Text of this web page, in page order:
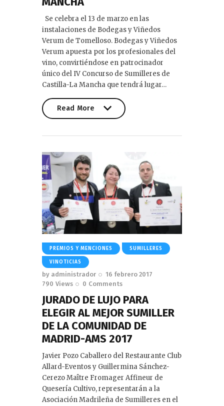
Se celebra el 13 de marzo en las
instalaciones de Bodegas y Viñedos
Verum de Tomelloso. Bodegas y Viñedos
Verum apuesta por los profesionales del
vino, convirtiéndose en patrocinador
único del IV Concurso de Sumilleres de
Castilla-La Mancha que tendrá lugar…
Read More
PREMIOS Y MENCIONES SUMILLERES
VINOTICIAS
by administrador
16 febrero 2017
790 Views 0 Comments
JURADO DE LUJO PARA
ELEGIR AL MEJOR SUMILLER
DE LA COMUNIDAD DE
MADRID-AMS 2017
Javier Pozo Caballero del Restaurante Club
Allard-Eventos y Guillermina Sánchez-
Cerezo Maître Fromager Affineur de
Quesería Cultivo, representarán a la
Asociación Madrileña de Sumilleres en el